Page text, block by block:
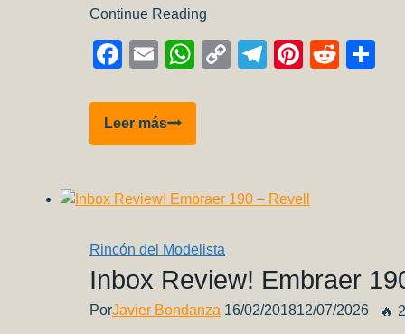
Continue Reading
Facebook
EmailWhatsApp
CopyTelegram
Pinterest
Leer másAK
Interactive:
de
de
2018
Rincón del Modelista
Inbox Review! Embraer
PorJavier Bondanza 16/02/201812/07/2026 🔥